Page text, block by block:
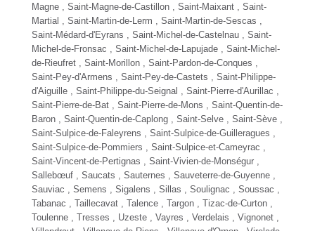
Magne , Saint-Magne-de-Castillon , Saint-Maixant , Saint-
Martial , Saint-Martin-de-Lerm , Saint-Martin-de-Sescas ,
Saint-Médard-d'Eyrans , Saint-Michel-de-Castelnau , Saint-
Michel-de-Fronsac , Saint-Michel-de-Lapujade , Saint-Michel-
de-Rieufret , Saint-Morillon , Saint-Pardon-de-Conques ,
Saint-Pey-d'Armens , Saint-Pey-de-Castets , Saint-Philippe-
d'Aiguille , Saint-Philippe-du-Seignal , Saint-Pierre-d'Aurillac ,
Saint-Pierre-de-Bat , Saint-Pierre-de-Mons , Saint-Quentin-de-
Baron , Saint-Quentin-de-Caplong , Saint-Selve , Saint-Sève ,
Saint-Sulpice-de-Faleyrens , Saint-Sulpice-de-Guilleragues ,
Saint-Sulpice-de-Pommiers , Saint-Sulpice-et-Cameyrac
Saint-Vincent-de-Pertignas , Saint-Vivien-de-Monségur ,
Sallebœuf , Saucats , Sauternes , Sauveterre-de-Guyenne ,
Sauviac , Semens , Sigalens , Sillas , Soulignac , Soussac ,
Tabanac , Taillecavat , Talence , Targon , Tizac-de-Curton ,
Toulenne , Tresses , Uzeste , Vayres , Verdelais , Vignonet ,